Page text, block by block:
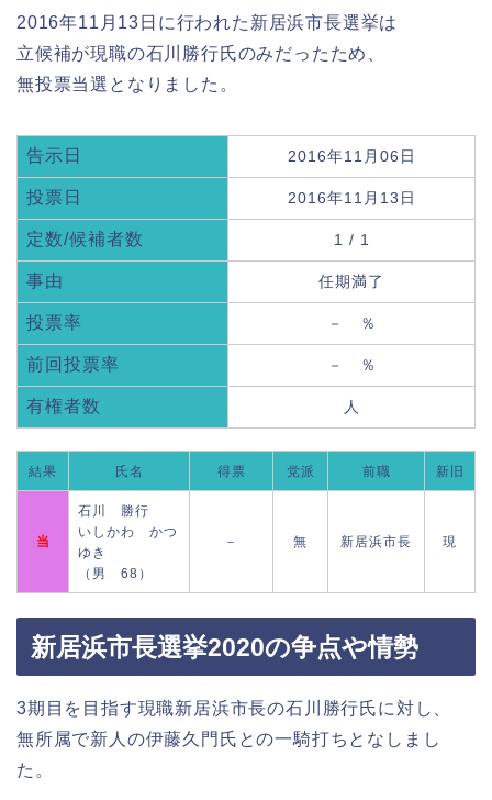
2016年11月13日に行われた新居浜市長選挙は
立候補が現職の石川勝行氏のみだったため、
無投票当選となりました。
告示日 2016年11月06日
投票日 2016年11月13日
定数/候補者数 1 / 1
事由 任期満了
投票率 － ％
前回投票率 － ％
有権者数 人
結果 氏名 得票 党派 前職 新旧
当
石川 勝行
いしかわ かつ
ゆき
（男 68）
－ 無 新居浜市長 現
新居浜市長選挙2020の争点や情勢
3期目を目指す現職新居浜市長の石川勝行氏に対し、
無所属で新人の伊藤久門氏との一騎打ちとなしまし
た。